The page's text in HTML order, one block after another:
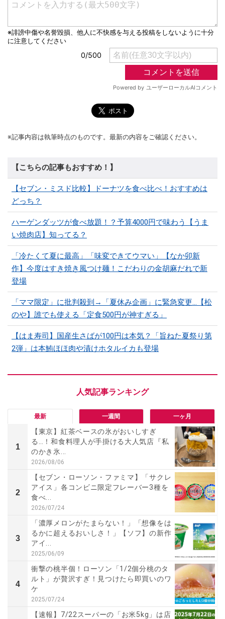
※記事内容は執筆時点のものです。最新の内容をご確認ください。
【こちらの記事もおすすめ！】
【セブン・ミスド比較】ドーナツを食べ比べ！おすすめは
どっち？
ハーゲンダッツが食べ放題！？予算4000円で味わう【うま
い焼肉店】知ってる？
「冷たくて夏に最高」「味変できてウマい」【なか卯新
作】今度はすき焼き風つけ麺！こだわりの金胡麻だれで新
登場
「ママ限定」に批判殺到→「夏休み企画」に緊急変更…【松
のや】誰でも使える「定食500円が神すぎる」
【はま寿司】国産生さばが100円は本気？「旨ねた夏祭り第
2弾」は本鮪ほほ肉や漬けホタルイカも登場
最新 一週間 一ヶ月
1
【東京】紅茶ベースの氷がおいしすぎ
る…！和食料理人が手掛ける大人気店『私
のかき氷...
2026/08/06
2
【セブン・ローソン・ファミマ】「サクレ
アイス」各コンビニ限定フレーバー3種を
食べ...
2026/07/24
3
「濃厚メロンがたまらない！」「想像をは
るかに超えるおいしさ！」【ソフ】の新作
アイ...
2025/06/09
4
衝撃の桃半個！ローソン「1/2個分桃のタ
ルト」が贅沢すぎ！見つけたら即買いのワ
ケ
2025/07/24
【速報】7/22スーパーの「お米5kg」は店